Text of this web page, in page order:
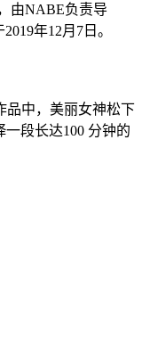
由NABE负责导
年12月7日。
品中，美丽女神松下
一段长达100 分钟的